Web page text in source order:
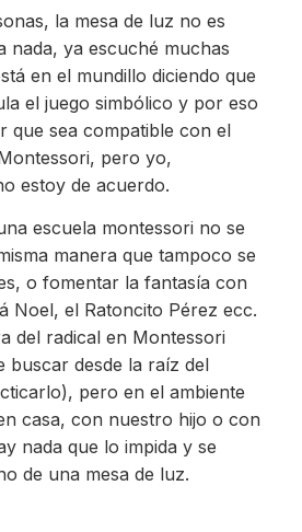
la mesa de luz no es
nada, ya escuché muchas
en el mundillo diciendo que
el juego simbólico y por eso
que sea compatible con el
pero yo,
estoy de acuerdo.
escuela montessori no se
manera que tampoco se
o fomentar la fantasía con
Noel, el Ratoncito Pérez ecc.
del radical en Montessori
buscar desde la raíz del
pero en el ambiente
casa, con nuestro hijo o con
nada que lo impida y se
de una mesa de luz.